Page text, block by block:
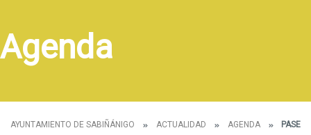
Agenda
AYUNTAMIENTO DE SABIÑÁNIGO ACTUALIDAD AGENDA PASEO